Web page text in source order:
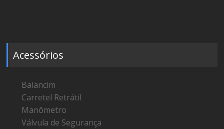
Acessórios
Balancim
Carretel Retrátil
Manômetro
Válvula de Segurança